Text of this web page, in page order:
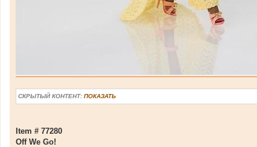
СКРЫТЫЙ КОНТЕНТ: ПОКАЗАТЬ
Item # 77280
Off We Go!